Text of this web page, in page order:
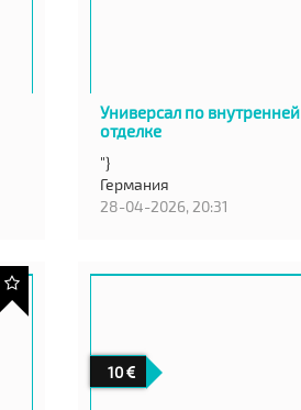
Универсал по внутренней
отделке
"}
Германия
28-04-2026, 20:31
10